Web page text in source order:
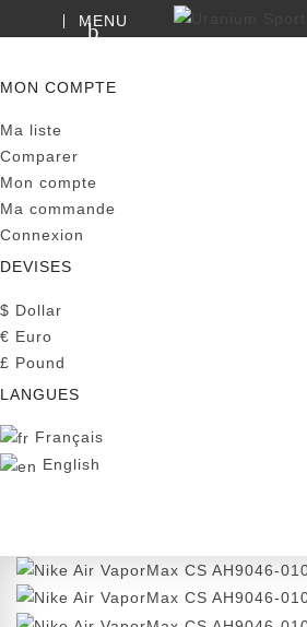
MENU
MON COMPTE
Ma liste
Comparer
Mon compte
Ma commande
Connexion
DEVISES
$ Dollar
€ Euro
£ Pound
LANGUES
Français
English